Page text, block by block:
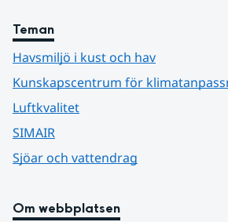
Teman
Havsmiljö i kust och hav
Kunskapscentrum för
Luftkvalitet
SIMAIR
Sjöar och vattendrag
Om webbplatsen